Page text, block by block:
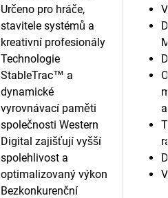
Určeno pro hráče,
stavitele systémů a
kreativní profesionály
Technologie
StableTrac™ a
dynamické
vyrovnávací paměti
společnosti Western
Digital zajišťují vyšší
spolehlivost a
optimalizovaný výkon
Bezkonkurenční